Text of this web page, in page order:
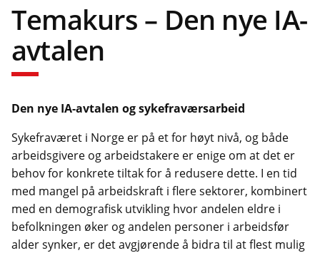
Temakurs – Den nye IA-
avtalen
Den nye IA-avtalen og sykefraværsarbeid
Sykefraværet i Norge er på et for høyt nivå, og både
arbeidsgivere og arbeidstakere er enige om at det er
behov for konkrete tiltak for å redusere dette. I en tid
med mangel på arbeidskraft i flere sektorer, kombinert
med en demografisk utvikling hvor andelen eldre i
befolkningen øker og andelen personer i arbeidsfør
alder synker, er det avgjørende å bidra til at flest mulig